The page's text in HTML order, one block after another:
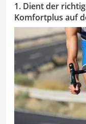
1. Dient der
Komfortplus auf